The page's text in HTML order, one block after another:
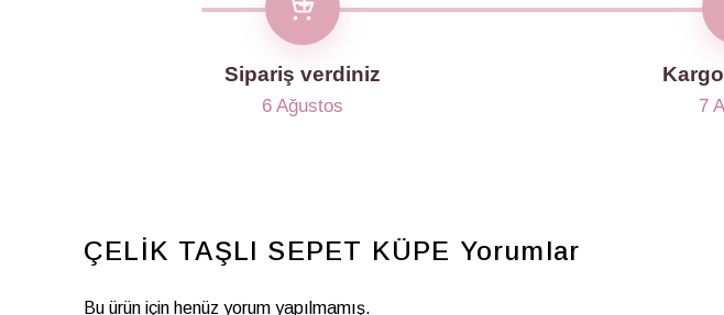
Sipariş verdiniz
6 Ağustos 7
ÇELİK TAŞLI SEPET KÜPE Yorumlar
Bu ürün için henüz yorum yapılmamış.